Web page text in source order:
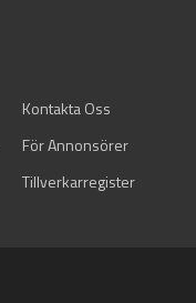
Kontakta Oss
För Annonsörer
Tillverkarregister